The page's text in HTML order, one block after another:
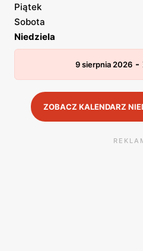
Piątek
Sobota
Niedziela
9 sierpnia 2026 -
ZOBACZ KALENDARZ